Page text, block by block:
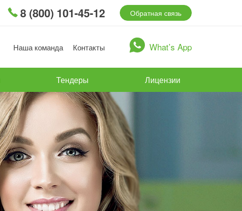
8 (800) 101-45-12 Обратная связь
Наша команда Контакты What’s App
Тендеры Лицензии